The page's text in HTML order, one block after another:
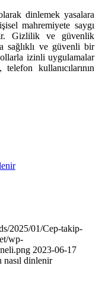
dinlemek yasalara
mahremiyete saygı
Gizlilik ve güvenlik
sağlıklı ve güvenli bir
izinli uygulamalar
kullanıcılarının
2025/01/Cep-takip-
wp-
2023-06-17
nasıl dinlenir